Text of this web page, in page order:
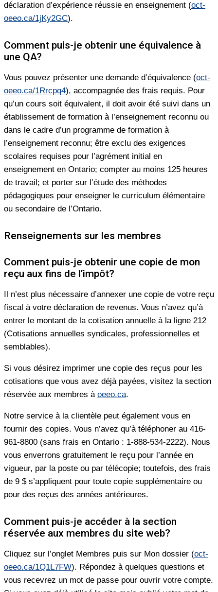
déclaration d’expérience réussie en enseignement (oct-
oeeo.ca/1jKy2GC).
Comment puis-je obtenir une équivalence à
une QA?
Vous pouvez présenter une demande d’équivalence (oct-
oeeo.ca/1Rrcpq4), accompagnée des frais requis. Pour
qu’un cours soit équivalent, il doit avoir été suivi dans un
établissement de formation à l’enseignement reconnu ou
dans le cadre d’un programme de formation à
l’enseignement reconnu; être exclu des exigences
scolaires requises pour l’agrément initial en
enseignement en Ontario; compter au moins 125 heures
de travail; et porter sur l’étude des méthodes
pédagogiques pour enseigner le curriculum élémentaire
ou secondaire de l’Ontario.
Renseignements sur les membres
Comment puis-je obtenir une copie de mon
reçu aux fins de l’impôt?
Il n’est plus nécessaire d’annexer une copie de votre reçu
fiscal à votre déclaration de revenus. Vous n’avez qu’à
entrer le montant de la cotisation annuelle à la ligne 212
(Cotisations annuelles syndicales, professionnelles et
semblables).
Si vous désirez imprimer une copie des reçus pour les
cotisations que vous avez déjà payées, visitez la section
réservée aux membres à oeeo.ca.
Notre service à la clientèle peut également vous en
fournir des copies. Vous n’avez qu’à téléphoner au 416-
961-8800 (sans frais en Ontario : 1-888-534-2222). Nous
vous enverrons gratuitement le reçu pour l’année en
vigueur, par la poste ou par télécopie; toutefois, des frais
de 9 $ s’appliquent pour toute copie supplémentaire ou
pour des reçus des années antérieures.
Comment puis-je accéder à la section
réservée aux membres du site web?
Cliquez sur l’onglet Membres puis sur Mon dossier (oct-
oeeo.ca/1Q1L7FW). Répondez à quelques questions et
vous recevrez un mot de passe pour ouvrir votre compte.